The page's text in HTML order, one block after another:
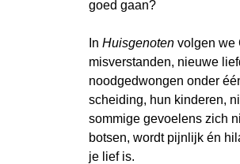
goed gaan?
InHuisgenoten volgen we
misverstanden, nieuwe
noodgedwongen onder
scheiding, hun kinderen,
sommige gevoelens zich
botsen, wordt pijnlijk én
je lief is.